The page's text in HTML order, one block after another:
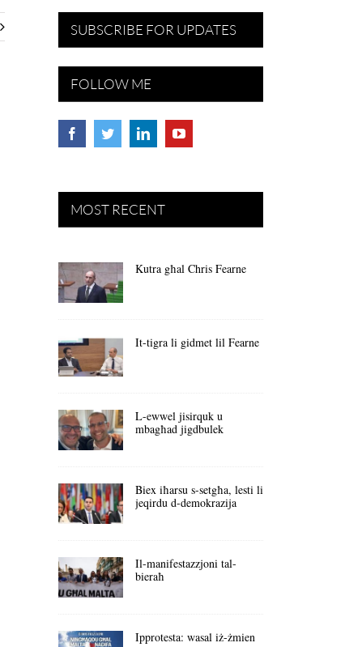
SUBSCRIBE FOR UPDATES
FOLLOW ME
MOST RECENT
Kutra għal Chris Fearne
It-tigra li gidmet lil Fearne
L-ewwel jisirquk u
mbagħad jigdbulek
Biex iħarsu s-setgħa, lesti li
jeqirdu d-demokrazija
Il-manifestazzjoni tal-
bieraħ
Ipprotesta: wasal iż-żmien